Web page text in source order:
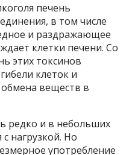
печень
в том числе
и раздражающее
клетки печени. Со
этих токсинов
клеток и
веществ в
редко и в небольших
с нагрузкой. Но
употребление